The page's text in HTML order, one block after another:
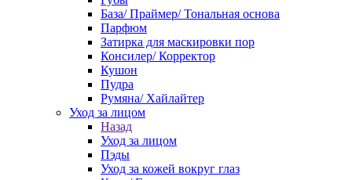
База/ Праймер/ Тональная основа
Парфюм
Затирка для маскировки пор
Консилер/ Корректор
Кушон
Пудра
Румяна/ Хайлайтер
Уход за лицом
Назад
Уход за лицом
Пэды
Уход за кожей вокруг глаз